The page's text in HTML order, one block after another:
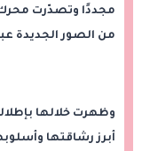
مجددًا وتصدّرت
من الصور الجديدة
وظهرت خلالها
أبرز رشاقتها